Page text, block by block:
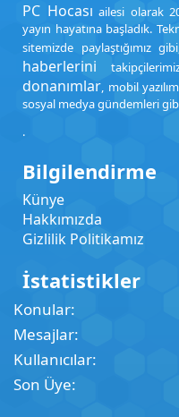
PC Hocası ailesi olarak
yayın hayatına başladık.
sitemizde paylaştığımız
haberlerini
donanımlar, mobil
sosyal medya gündemleri
.
Bilgilendirme
Künye
Hakkımızda
Gizlilik Politikamız
İstatistikler
Konular
Mesajlar
Kullanıcılar
Son Üye